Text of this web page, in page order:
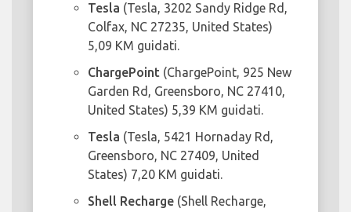
Tesla (Tesla, 3202 Sandy Ridge Rd,
Colfax, NC 27235, United States)
5,09 KM guidati.
ChargePoint (ChargePoint, 925 New
Garden Rd, Greensboro, NC 27410,
United States) 5,39 KM guidati.
Tesla (Tesla, 5421 Hornaday Rd,
Greensboro, NC 27409, United
States) 7,20 KM guidati.
Shell Recharge (Shell Recharge,